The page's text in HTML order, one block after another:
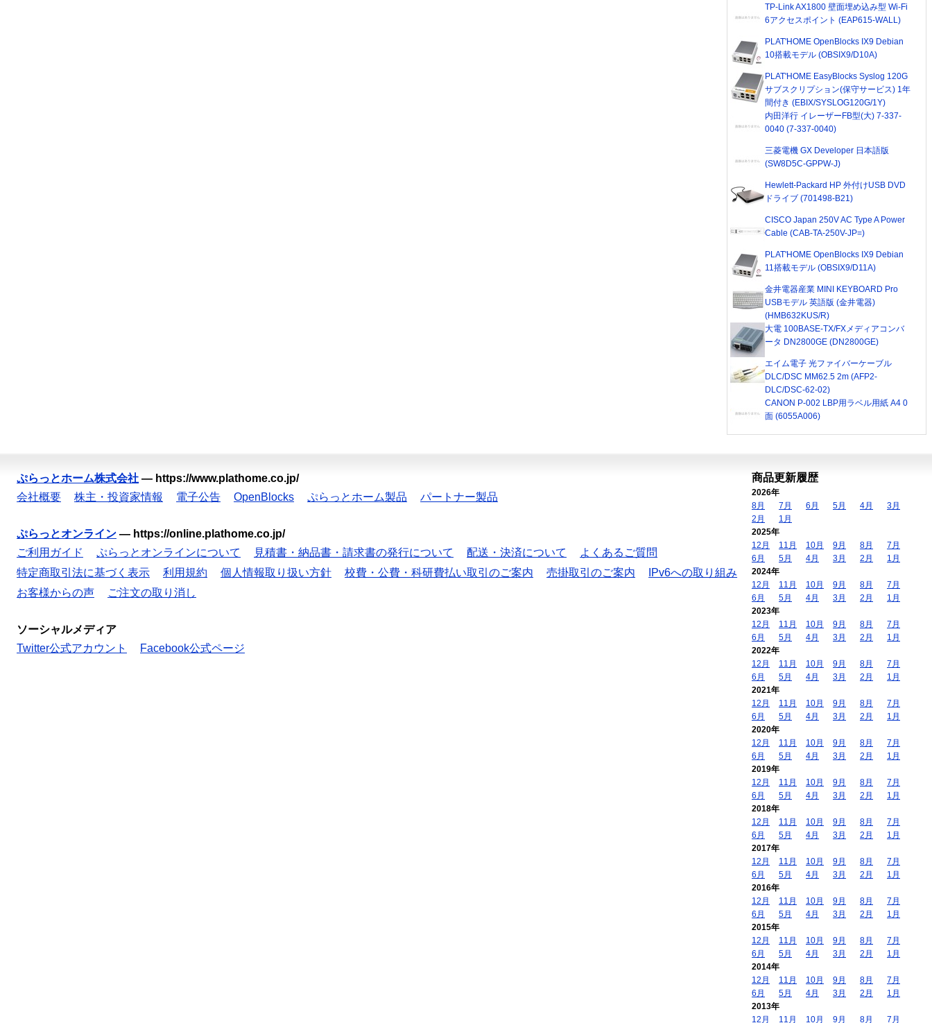
TP-Link AX1800 壁面埋め込み型 Wi-Fi
6アクセスポイント (EAP615-WALL)
PLAT'HOME OpenBlocks IX9 Debian
10搭載モデル (OBSIX9/D10A)
PLAT'HOME EasyBlocks Syslog 120G
サブスクリプション(保守サービス) 1年
間付き (EBIX/SYSLOG120G/1Y)
内田洋行 イレーザーFB型(大) 7-337-
0040 (7-337-0040)
三菱電機 GX Developer 日本語版
(SW8D5C-GPPW-J)
Hewlett-Packard HP 外付けUSB DVD
ドライブ (701498-B21)
CISCO Japan 250V AC Type A Power
Cable (CAB-TA-250V-JP=)
PLAT'HOME OpenBlocks IX9 Debian
11搭載モデル (OBSIX9/D11A)
金井電器産業 MINI KEYBOARD Pro
USBモデル 英語版 (金井電器)
(HMB632KUS/R)
大電 100BASE-TX/FXメディアコンバ
ータ DN2800GE (DN2800GE)
エイム電子 光ファイバーケーブル
DLC/DSC MM62.5 2m (AFP2-
DLC/DSC-62-02)
CANON P-002 LBP用ラベル用紙 A4 0
面 (6055A006)
ぷらっとホーム株式会社 — https://www.plathome.co.jp/
会社概要
株主・投資家情報 電子公告 OpenBlocks ぷらっとホーム製品 パートナー製品
ぷらっとオンライン — https://online.plathome.co.jp/
ご利用ガイド
ぷらっとオンラインについて 見積書・納品書・請求書の発行について 配送・決済について
よくあるご質問
特定商取引法に基づく表示
利用規約 個人情報取り扱い方針 校費・公費・科研費払い取引のご案内 売掛取引のご案内
IPv6への取り組み
お客様からの声
ご注文の取り消し
ソーシャルメディア
Twitter公式アカウント
Facebook公式ページ
商品更新履歴
2026年
8月
7月 6月 5月 4月
3月
2月
1月
2025年
12月
11月 10月 9月 8月
7月
6月
5月 4月 3月 2月
1月
2024年
12月
11月 10月 9月 8月
7月
6月
5月 4月 3月 2月
1月
2023年
12月
11月 10月 9月 8月
7月
6月
5月 4月 3月 2月
1月
2022年
12月
11月 10月 9月 8月
7月
6月
5月 4月 3月 2月
1月
2021年
12月
11月 10月 9月 8月
7月
6月
5月 4月 3月 2月
1月
2020年
12月
11月 10月 9月 8月
7月
6月
5月 4月 3月 2月
1月
2019年
12月
11月 10月 9月 8月
7月
6月
5月 4月 3月 2月
1月
2018年
12月
11月 10月 9月 8月
7月
6月
5月 4月 3月 2月
1月
2017年
12月
11月 10月 9月 8月
7月
6月
5月 4月 3月 2月
1月
2016年
12月
11月 10月 9月 8月
7月
6月
5月 4月 3月 2月
1月
2015年
12月
11月 10月 9月 8月
7月
6月
5月 4月 3月 2月
1月
2014年
12月
11月 10月 9月 8月
7月
6月
5月 4月 3月 2月
1月
2013年
12月
11月 10月 9月 8月 7月